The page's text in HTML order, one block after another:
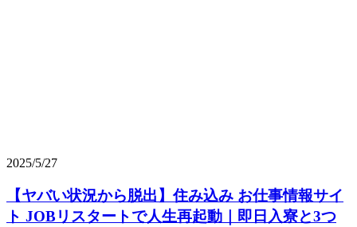
2025/5/27
【ヤバい状況から脱出】住み込み お仕事情報サイ
ト JOBリスタートで人生再起動｜即日入寮と3つ